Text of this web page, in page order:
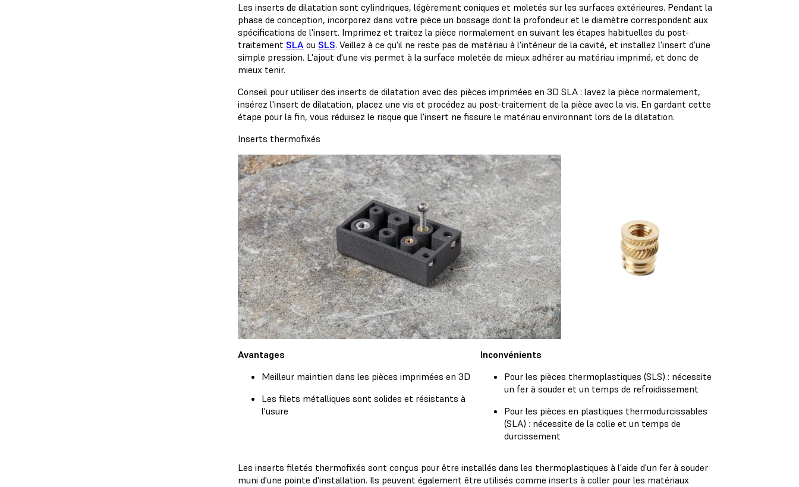
Les inserts de dilatation sont cylindriques, légèrement coniques et moletés sur les surfaces extérieures. Pendant la
phase de conception, incorporez dans votre pièce un bossage dont la profondeur et le diamètre correspondent aux
spécifications de l'insert. Imprimez et traitez la pièce normalement en suivant les étapes habituelles du post-
traitement SLA ou SLS. Veillez à ce qu'il ne reste pas de matériau à l'intérieur de la cavité, et installez l'insert d'une
simple pression. L'ajout d'une vis permet à la surface moletée de mieux adhérer au matériau imprimé, et donc de
mieux tenir.
Conseil pour utiliser des inserts de dilatation avec des pièces imprimées en 3D SLA : lavez la pièce normalement,
insérez l'insert de dilatation, placez une vis et procédez au post-traitement de la pièce avec la vis. En gardant cette
étape pour la fin, vous réduisez le risque que l'insert ne fissure le matériau environnant lors de la dilatation.
Inserts thermofixés
Avantages
Meilleur maintien dans les pièces imprimées en 3D
Les filets métalliques sont solides et résistants à
l'usure
Inconvénients
Pour les pièces thermoplastiques (SLS) : nécessite
un fer à souder et un temps de refroidissement
Pour les pièces en plastiques thermodurcissables
(SLA) : nécessite de la colle et un temps de
durcissement
Les inserts filetés thermofixés sont conçus pour être installés dans les thermoplastiques à l'aide d'un fer à souder
muni d'une pointe d'installation. Ils peuvent également être utilisés comme inserts à coller pour les matériaux